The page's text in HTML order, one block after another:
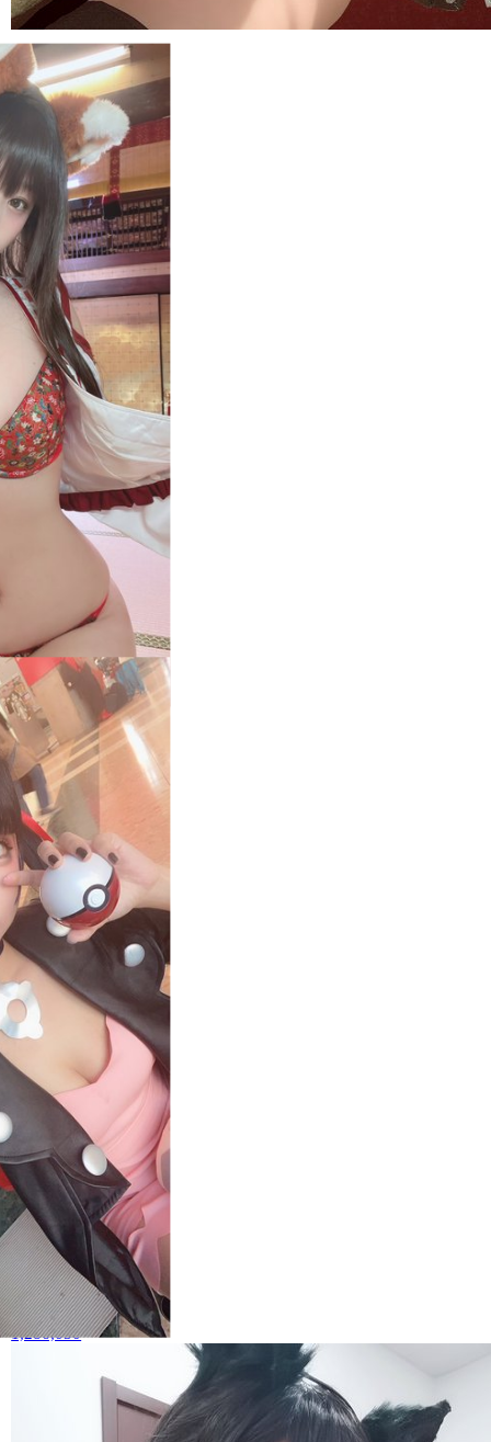
𓆟uri 𓆟
1,639,500
伊織もえ
5
1,593,484
小柔SeeU
6
1,286,030